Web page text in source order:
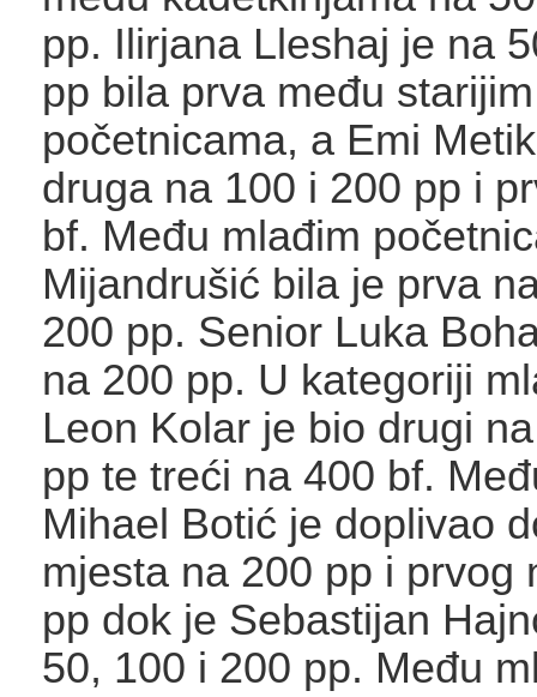
pp. Ilirjana Lleshaj je na
pp bila prva među starijim
početnicama, a Emi
druga na 100 i 200 pp i
bf. Među mlađim
Mijandrušić bila je prva
200 pp. Senior Luka
na 200 pp. U kategoriji
Leon Kolar je bio drugi
pp te treći na 400 bf.
Mihael Botić je doplivao
mjesta na 200 pp i prvog
pp dok je Sebastijan
50, 100 i 200 pp. Među